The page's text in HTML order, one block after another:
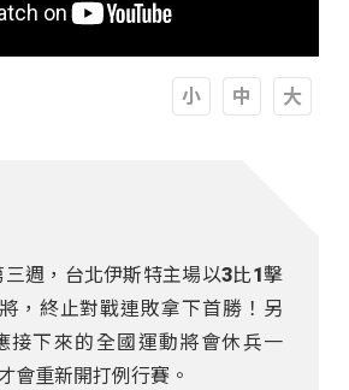
週，台北伊斯特主場以3比1擊
，終止對戰連敗拿下首勝！另
接下來的全國運動將會休兵一
會重新開打例行賽。